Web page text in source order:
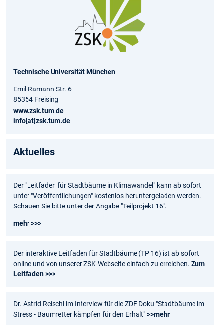
Technische Universität München
Emil-Ramann-Str. 6
85354 Freising
www.zsk.tum.de
info[at]zsk.tum.de
Aktuelles
Der "Leitfaden für Stadtbäume in Klimawandel" kann ab sofort
unter "Veröffentlichungen" kostenlos heruntergeladen werden.
Schauen Sie bitte unter der Angabe "Teilprojekt 16".
mehr >>>
Der interaktive Leitfaden für Stadtbäume (TP 16) ist ab sofort
online und von unserer ZSK-Webseite einfach zu erreichen. Zum
Leitfaden >>>
Dr. Astrid Reischl im Interview für die ZDF Doku "Stadtbäume im
Stress - Baumretter kämpfen für den Erhalt">>mehr